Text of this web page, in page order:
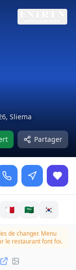
Partager
, Sliema
🇲🇹 🇸🇦 🇰🇷
de changer.Menu
le restaurant font foi.